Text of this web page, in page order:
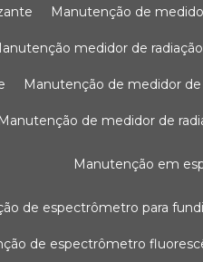
manutenção de
manutenção medidor de
manutenção de medidor
manutenção de medidor de
manutenção em
de espectrômetro para
de espectrômetro